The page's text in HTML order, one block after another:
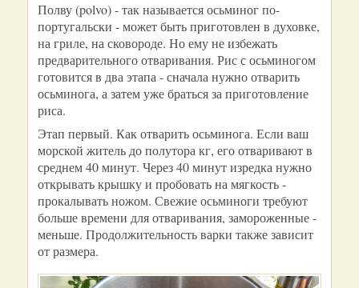
Полву (polvo) - так называется осьминог по-
португальски - может быть приготовлен в духовке,
на гриле, на сковороде. Но ему не избежать
предварительного отваривания. Рис с осьминогом
готовится в два этапа - сначала нужно отварить
осьминога, а затем уже браться за приготовление
риса.
Этап первый. Как отварить осьминога. Если ваш
морской житель до полутора кг, его отваривают в
среднем 40 минут. Через 40 минут изредка нужно
открывать крышку и пробовать на мягкость -
прокалывать ножом. Свежие осьминоги требуют
больше времени для отваривания, замороженные -
меньше. Продолжительность варки также зависит
от размера.